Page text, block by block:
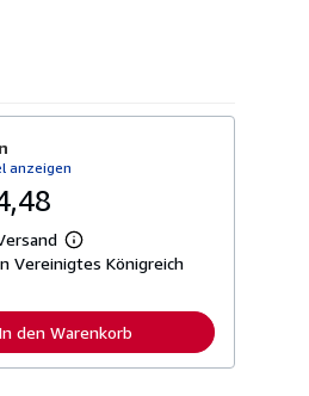
anzeigen
W
e
r
e
I
Vereinigtes Königreich
In den Warenkorb